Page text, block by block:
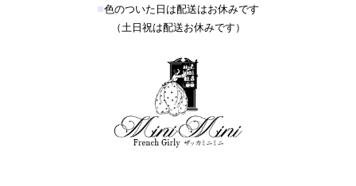
■色のついた日は配送はお休みです
（土日祝は配送お休みです）